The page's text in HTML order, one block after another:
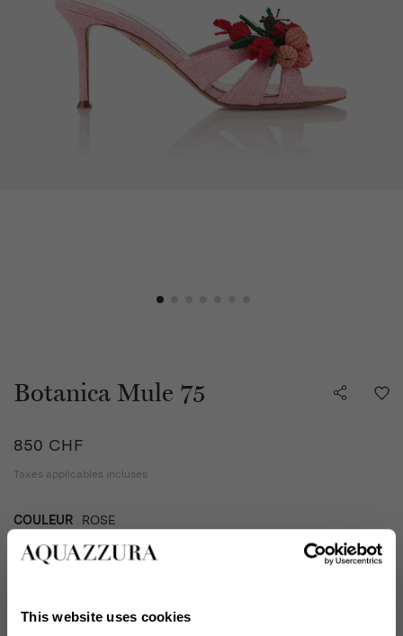
This website uses cookies
Botanica Mule 75
850 CHF
Taxes applicables incluses
COULEUR ROSE
product_color_select_label
ROSE